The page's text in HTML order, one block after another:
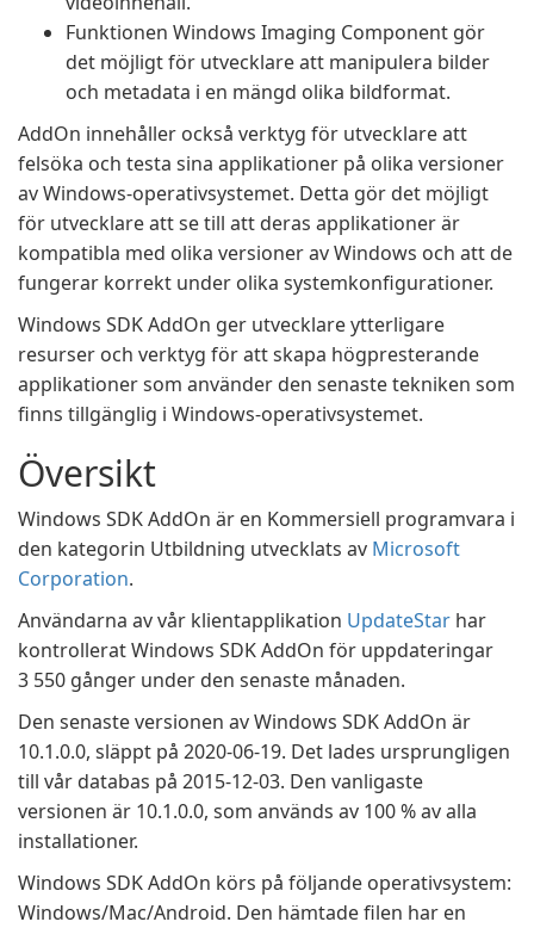
Funktionen Windows Imaging Component gör
det möjligt för utvecklare att manipulera bilder
och metadata i en mängd olika bildformat.
AddOn innehåller också verktyg för utvecklare att
felsöka och testa sina applikationer på olika versioner
av Windows-operativsystemet. Detta gör det möjligt
för utvecklare att se till att deras applikationer är
kompatibla med olika versioner av Windows och att de
fungerar korrekt under olika systemkonfigurationer.
Windows SDK AddOn ger utvecklare ytterligare
resurser och verktyg för att skapa högpresterande
applikationer som använder den senaste tekniken som
finns tillgänglig i Windows-operativsystemet.
Översikt
Windows SDK AddOn är en Kommersiell programvara i
den kategorin Utbildning utvecklats av Microsoft
Corporation.
Användarna av vår klientapplikation UpdateStar har
kontrollerat Windows SDK AddOn för uppdateringar
3 550 gånger under den senaste månaden.
Den senaste versionen av Windows SDK AddOn är
10.1.0.0, släppt på 2020-06-19. Det lades ursprungligen
till vår databas på 2015-12-03. Den vanligaste
versionen är 10.1.0.0, som används av 100 % av alla
installationer.
Windows SDK AddOn körs på följande operativsystem:
Windows/Mac/Android. Den hämtade filen har en